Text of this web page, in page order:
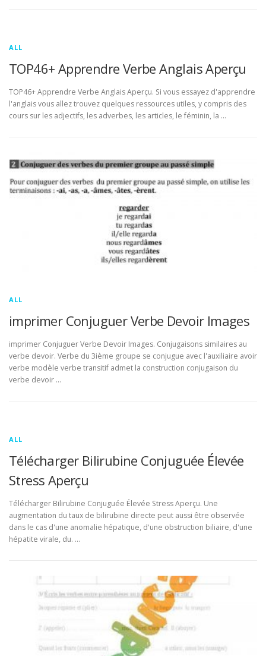
ALL
TOP46+ Apprendre Verbe Anglais Aperçu
TOP46+ Apprendre Verbe Anglais Aperçu. Si vous essayez d'apprendre
l'anglais vous allez trouvez quelques ressources utiles, y compris des
cours sur les adjectifs, les adverbes, les articles, le féminin, la …
ALL
imprimer Conjuguer Verbe Devoir Images
imprimer Conjuguer Verbe Devoir Images. Conjugaisons similaires au
verbe devoir. Verbe du 3ième groupe se conjugue avec l'auxiliaire avoir
verbe modèle verbe transitif admet la construction conjugaison du
verbe devoir …
ALL
Télécharger Bilirubine Conjuguée Élevée
Stress Aperçu
Télécharger Bilirubine Conjuguée Élevée Stress Aperçu. Une
augmentation du taux de bilirubine directe peut aussi être observée
dans le cas d'une anomalie hépatique, d'une obstruction biliaire, d'une
hépatite virale, du. …